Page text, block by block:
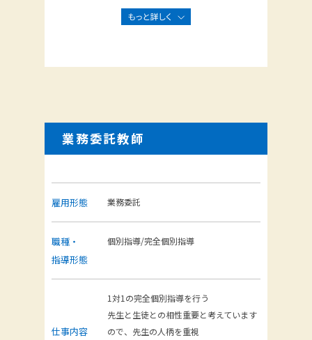
業務委託教師
雇用形態 業務委託
職種・
指導形態
個別指導/完全個別指導
仕事内容
1対1の完全個別指導を行う
先生と生徒との相性重要と考えています
ので、先生の人柄を重視